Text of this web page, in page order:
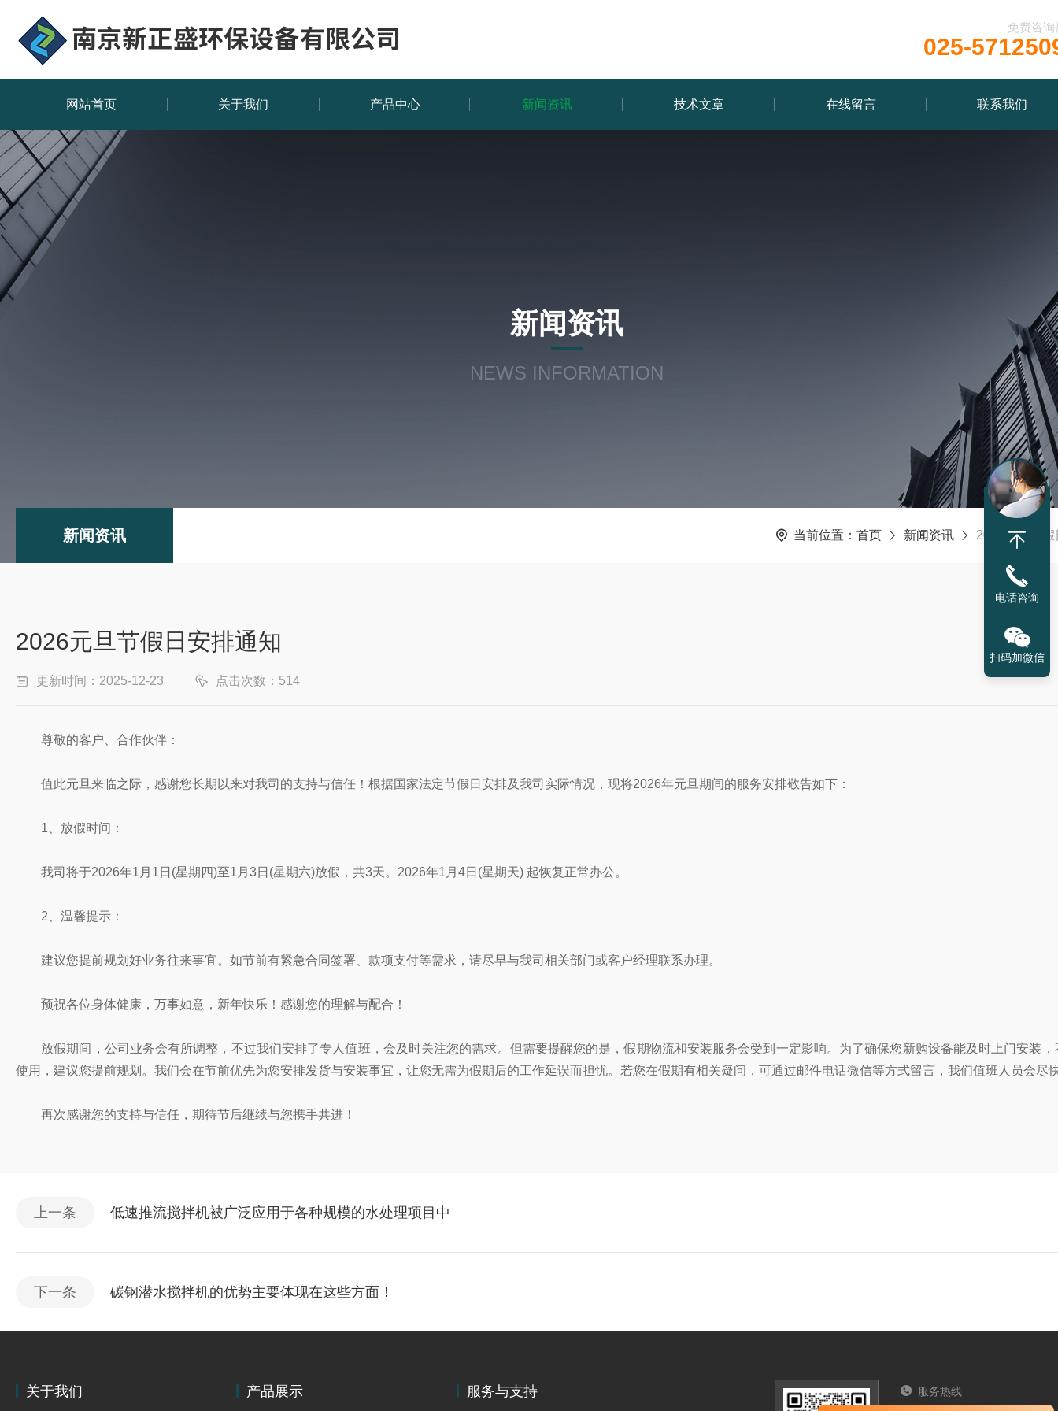
免费咨询
025-
网站首页 关于我们 产品中心 新闻资讯 技术文章 在线留言 联系我们
新闻资讯
NEWS INFORMATION
新闻资讯 当前位置： 首页 新闻资讯 2026元旦节
2026元旦节假日安排通知
更新时间：2025-12-23 点击次数：514
尊敬的客户、合作伙伴：
值此元旦来临之际，感谢您长期以来对我司的支持与信任！根据国家法定节假日安排及我司实际情况，现将2026年元旦期间的服务安排敬告如下：
1、放假时间：
我司将于2026年1月1日(星期四)至1月3日(星期六)放假，共3天。2026年1月4日(星期天) 起恢复正常办公。
2、温馨提示：
建议您提前规划好业务往来事宜。如节前有紧急合同签署、款项支付等需求，请尽早与我司相关部门或客户经理联系办理。
预祝各位身体健康，万事如意，新年快乐！感谢您的理解与配合！
放假期间，公司业务会有所调整，不过我们安排了专人值班，会及时关注您的需求。但需要提醒您的是，假期物流和安装服务会受到一定影响。为了确保您新购设备能及时上门安装，
使用，建议您提前规划。我们会在节前优先为您安排发货与安装事宜，让您无需为假期后的工作延误而担忧。若您在假期有相关疑问，可通过邮件电话微信等方式留言，我们值班人员会尽
再次感谢您的支持与信任，期待节后继续与您携手共进！
上一条 低速推流搅拌机被广泛应用于各种规模的水处理项目中
下一条 碳钢潜水搅拌机的优势主要体现在这些方面！
关于我们 产品展示 服务与支持 服务热线
电话咨询
扫码加微信